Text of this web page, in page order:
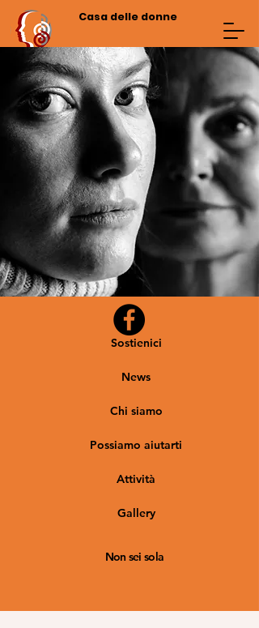
Casa delle donne
Sostienici
News
Chi siamo
Possiamo aiutarti
Attività
Gallery
Non sei sola